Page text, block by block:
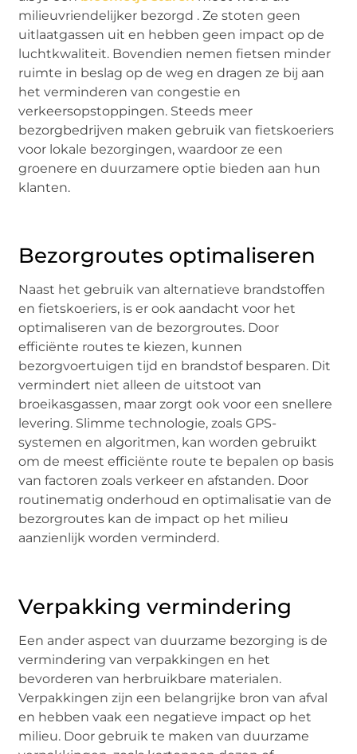
milieuvriendelijker bezorgd . Ze stoten geen
uitlaatgassen uit en hebben geen impact op de
luchtkwaliteit. Bovendien nemen fietsen minder
ruimte in beslag op de weg en dragen ze bij aan
het verminderen van congestie en
verkeersopstoppingen. Steeds meer
bezorgbedrijven maken gebruik van fietskoeriers
voor lokale bezorgingen, waardoor ze een
groenere en duurzamere optie bieden aan hun
klanten.
Bezorgroutes optimaliseren
Naast het gebruik van alternatieve brandstoffen
en fietskoeriers, is er ook aandacht voor het
optimaliseren van de bezorgroutes. Door
efficiënte routes te kiezen, kunnen
bezorgvoertuigen tijd en brandstof besparen. Dit
vermindert niet alleen de uitstoot van
broeikasgassen, maar zorgt ook voor een snellere
levering. Slimme technologie, zoals GPS-
systemen en algoritmen, kan worden gebruikt
om de meest efficiënte route te bepalen op basis
van factoren zoals verkeer en afstanden. Door
routinematig onderhoud en optimalisatie van de
bezorgroutes kan de impact op het milieu
aanzienlijk worden verminderd.
Verpakking vermindering
Een ander aspect van duurzame bezorging is de
vermindering van verpakkingen en het
bevorderen van herbruikbare materialen.
Verpakkingen zijn een belangrijke bron van afval
en hebben vaak een negatieve impact op het
milieu. Door gebruik te maken van duurzame